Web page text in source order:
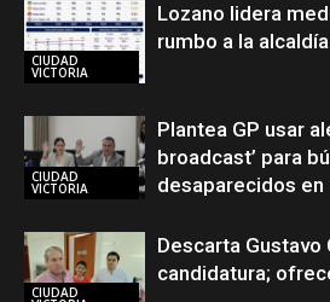
CIUDAD
VICTORIA
Lozano lidera
rumbo a la
CIUDAD
VICTORIA
Plantea GP usar
broadcast’ para
desaparecidos en
CIUDAD
Descarta Gustavo
candidatura;